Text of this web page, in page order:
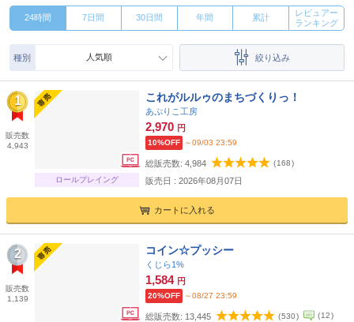
24時間 7日間 30日間 年間 累計
レビュアー
ランキング
2026 2024 2023 2021 2020
種別 人気順 絞り込み
1
販売数
4,943
ロールプレイング
これがルルゥのまちづくりっ！
あぷりこ工房
2,970 円
10%OFF ～09/03 23:59
総販売数: 4,984 (168)
販売日 : 2026年08月07日
カートに入れる
2
販売数
1,139
コイン☆プッシー
くじら1%
1,584 円
20%OFF ～08/27 23:59
総販売数: 13,445 (530) (12)